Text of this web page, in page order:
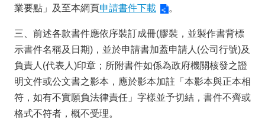
業要點」及至本網頁申請書件下載 。
三、前述各款書件應依序裝訂成冊(膠裝，並製作書背標
示書件名稱及日期)，並於申請書加蓋申請人(公司行號)及
負責人(代表人)印章；所附書件如係為政府機關核發之證
明文件或公文書之影本，應於影本加註「本影本與正本相
符，如有不實願負法律責任」字樣並予切結，書件不齊或
格式不符者，概不受理。